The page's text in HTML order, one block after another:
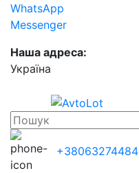
WhatsApp
Messenger
Наша адреса:
Українa